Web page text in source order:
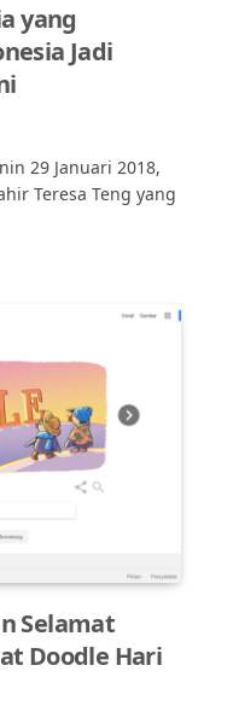
yang
Jadi
29 Januari 2018,
Teresa Teng yang
Selamat
Doodle Hari